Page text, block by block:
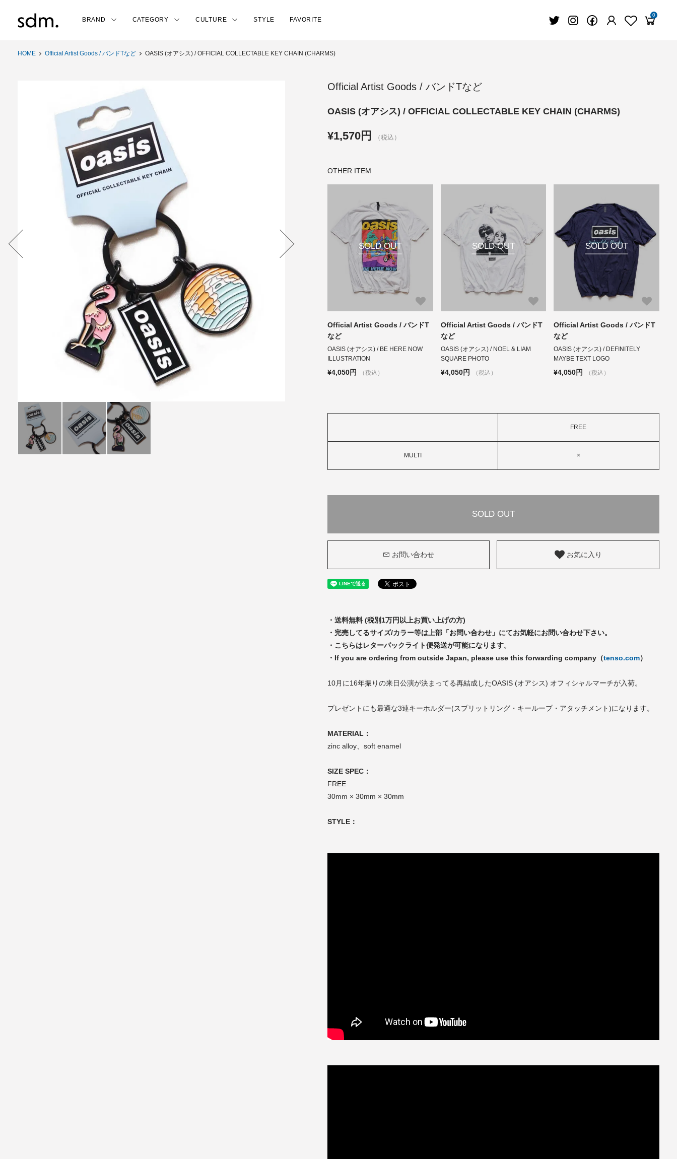
BRAND CATEGORY CULTURE STYLE FAVORITE
0
HOME Official Artist Goods / バンドTなど OASIS (オアシス) / OFFICIAL COLLECTABLE KEY CHAIN (CHARMS)
Official Artist Goods / バンドTなど
OASIS (オアシス) / OFFICIAL COLLECTABLE KEY CHAIN (CHARMS)
¥1,570円 （税込）
OTHER ITEM
SOLD OUT
Official Artist Goods / バンドT
など
OASIS (オアシス) / BE HERE NOW
ILLUSTRATION
¥4,050円 （税込）
SOLD OUT
Official Artist Goods / バンドT
など
OASIS (オアシス) / NOEL & LIAM
SQUARE PHOTO
¥4,050円 （税込）
SOLD OUT
Official Artist Goods / バンドT
など
OASIS (オアシス) / DEFINITELY
MAYBE TEXT LOGO
¥4,050円 （税込）
FREE
MULTI ×
SOLD OUT
お問い合わせ お気に入り
・送料無料 (税別1万円以上お買い上げの方)
・完売してるサイズ/カラー等は上部「お問い合わせ」にてお気軽にお問い合わせ下さい。
・こちらはレターパックライト便発送が可能になります。
・If you are ordering from outside Japan, please use this forwarding company（tenso.com）
10月に16年振りの来日公演が決まってる再結成したOASIS (オアシス) オフィシャルマーチが入荷。
プレゼントにも最適な3連キーホルダー(スプリットリング・キーループ・アタッチメント)になります。
MATERIAL：
zinc alloy、soft enamel
SIZE SPEC：
FREE
30mm × 30mm × 30mm
STYLE：